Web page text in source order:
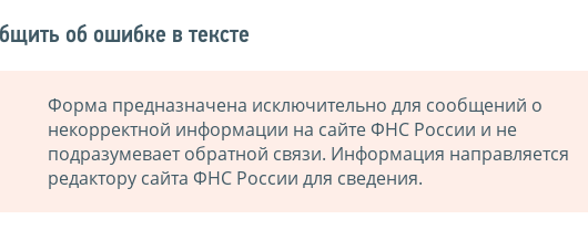
об ошибке в тексте
Форма предназначена исключительно для сообщений о
некорректной информации на сайте ФНС России и не
подразумевает обратной связи. Информация направляется
редактору сайта ФНС России для сведения.